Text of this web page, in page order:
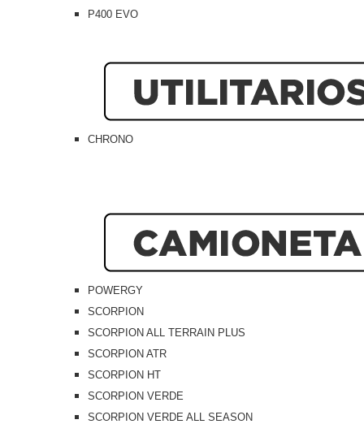
P400 EVO
CHRONO
POWERGY
SCORPION
SCORPION ALL TERRAIN PLUS
SCORPION ATR
SCORPION HT
SCORPION VERDE
SCORPION VERDE ALL SEASON